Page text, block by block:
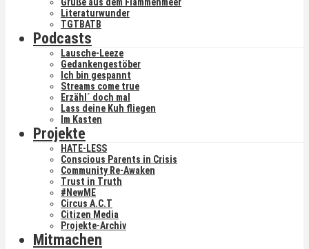
Literaturwunder
TGTBATB
Podcasts
Lausche-Leeze
Gedankengestöber
Ich bin gespannt
Streams come true
Erzähl´ doch mal
Lass deine Kuh fliegen
Im Kasten
Projekte
HATE-LESS
Conscious Parents in Crisis
Community Re-Awaken
Trust in Truth
#NewME
Circus A.C.T
Citizen Media
Projekte-Archiv
Mitmachen